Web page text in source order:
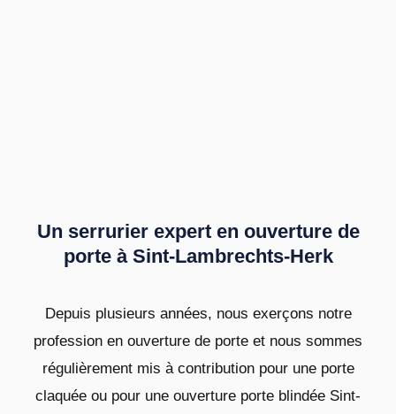
Un serrurier expert en ouverture de
porte à Sint-Lambrechts-Herk
Depuis plusieurs années, nous exerçons notre
profession en ouverture de porte et nous sommes
régulièrement mis à contribution pour une porte
claquée ou pour une ouverture porte blindée Sint-